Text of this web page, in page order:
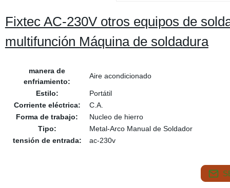
Fixtec AC-230V otros equipos de
multifunción Máquina de soldadura
manera de
enfriamiento:
Aire acondicionado
Estilo:
Portátil
Corriente eléctrica:
C.A.
Forma de trabajo:
Nucleo de hierro
Tipo:
Metal-Arco Manual de Soldador
tensión de entrada:
ac-230v